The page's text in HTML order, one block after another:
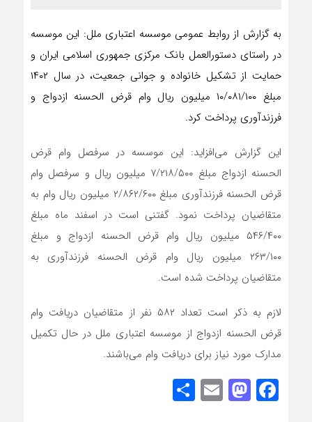
به گزارش از روابط عمومی موسسه اعتباری ملل: این موسسه
در راستای دستورالعمل بانک مرکزی جمهوری اسلامی ایران و
حمایت از تشکیل خانواده و جوانی جمعیت، در سال ۱۴۰۲
مبلغ ‌۱۰/۰۸۱/۱۰۰ میلیون ریال وام قرض الحسنه ازدواج و
فرزندآوری پرداخت کرد.
این گزارش می‌افزاید: این موسسه در سرفصل وام قرض
الحسنه ازدواج مبلغ ۷/۲۱۸/۵۰۰ میلیون ریال و سرفصل وام
قرض الحسنه فرزندآوری مبلغ ۲/۸۶۲/۶۰۰ میلیون ریال وام به
متقاضیان پرداخت نمود. گفتنی است در اسفند ماه مبلغ
۵۴۶/۴۰۰ میلیون ریال وام قرض الحسنه ازدواج و مبلغ
۲۶۳/۱۰۰ میلیون ریال وام قرض الحسنه فرزندآوری به
متقاضیان پرداخت شده است.
لازم به ذکر است تعداد ۵۸۲ نفر از متقاضیان دریافت وام
قرض الحسنه ازدواج از موسسه اعتباری ملل در حال تکمیل
مدارک مورد نیاز برای دریافت وام می‌باشند.
Facebook
Mastodon
Email